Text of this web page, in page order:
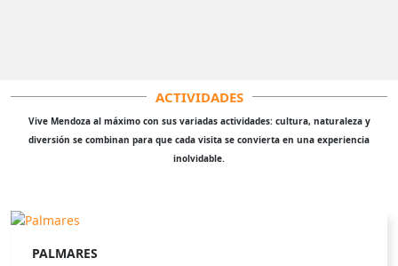
ACTIVIDADES
Vive Mendoza al máximo con sus variadas actividades: cultura, naturaleza y
diversión se combinan para que cada visita se convierta en una experiencia
inolvidable.
PALMARES